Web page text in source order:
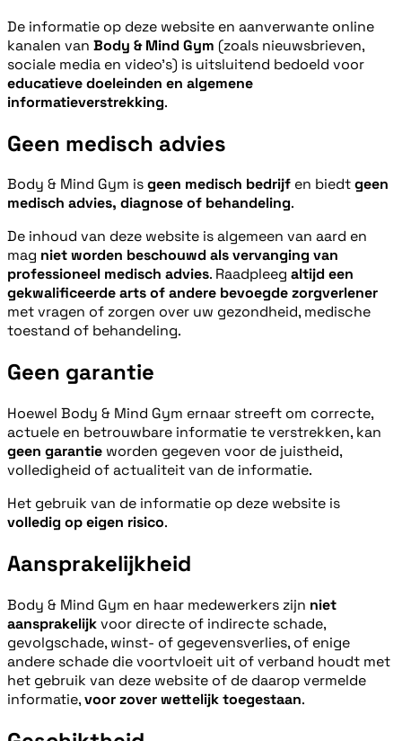
De informatie op deze website en aanverwante online
kanalen van Body & Mind Gym (zoals nieuwsbrieven,
sociale media en video’s) is uitsluitend bedoeld voor
educatieve doeleinden en algemene
informatieverstrekking.
Geen medisch advies
Body & Mind Gym isgeen medisch bedrijf en biedtgeen
medisch advies, diagnose of behandeling.
De inhoud van deze website is algemeen van aard en
mag niet worden beschouwd als vervanging van
professioneel medisch advies. Raadpleeg altijd een
gekwalificeerde arts of andere bevoegde zorgverlener
met vragen of zorgen over uw gezondheid, medische
toestand of behandeling.
Geen garantie
Hoewel Body & Mind Gym ernaar streeft om correcte,
actuele en betrouwbare informatie te verstrekken, kan
geen garantie worden gegeven voor de juistheid,
volledigheid of actualiteit van de informatie.
Het gebruik van de informatie op deze website is
volledig op eigen risico.
Aansprakelijkheid
Body & Mind Gym en haar medewerkers zijn niet
aansprakelijkvoor directe of indirecte schade,
gevolgschade, winst- of gegevensverlies, of enige
andere schade die voortvloeit uit of verband houdt met
het gebruik van deze website of de daarop vermelde
informatie,voor zover wettelijk toegestaan.